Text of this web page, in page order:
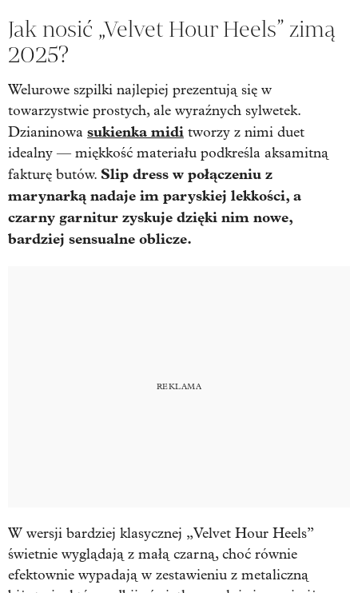
Jak nosić „Velvet Hour Heels” zimą
2025?
Welurowe szpilki najlepiej prezentują się w
towarzystwie prostych, ale wyraźnych sylwetek.
Dzianinowa sukienka midi tworzy z nimi duet
idealny — miękkość materiału podkreśla aksamitną
fakturę butów. Slip dress w połączeniu z
marynarką nadaje im paryskiej lekkości, a
czarny garnitur zyskuje dzięki nim nowe,
bardziej sensualne oblicze.
W wersji bardziej klasycznej „Velvet Hour Heels”
świetnie wyglądają z małą czarną, choć równie
efektownie wypadają w zestawieniu z metaliczną